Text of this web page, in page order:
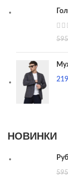
НОВИНКИ